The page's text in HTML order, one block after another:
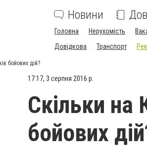
Новини
Головна Нерухомість
Довідкова
Транспорт
бойових дій?
17:17, 3 серпня 2016 р.
Скільки на
бойових